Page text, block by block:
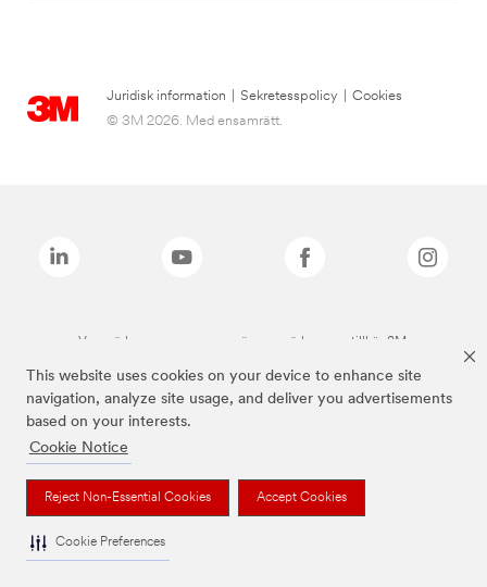
This website uses cookies on your device to enhance site
navigation, analyze site usage, and deliver you advertisements
based on your interests.
Cookie Notice
Reject Non-Essential Cookies Accept Cookies
Cookie Preferences
Juridisk information Sekretesspolicy
Cookies
© 3M 2026. Med ensamrätt.
Varumärken som anges ovan är varumärken som tillhör 3M.